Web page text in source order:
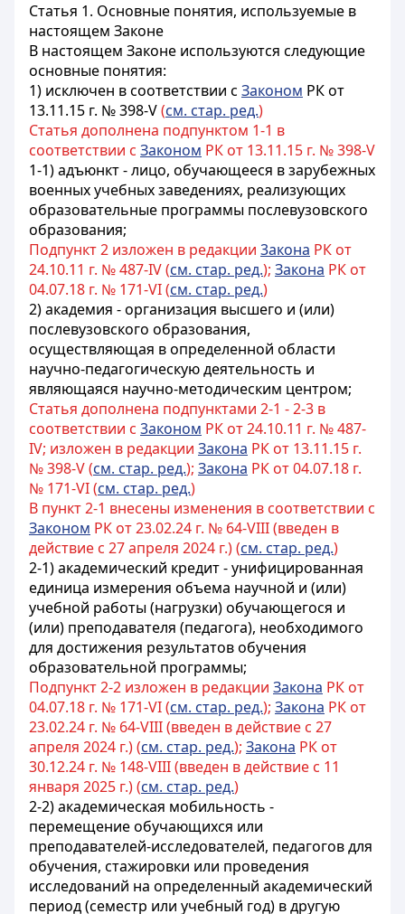
Статья 1. Основные понятия, используемые в
настоящем Законе
В настоящем Законе используются следующие
основные понятия:
1) исключен в соответствии с Законом РК от
13.11.15 г. № 398-V(см. стар. ред.)
Статья дополнена подпунктом 1-1 в
соответствии с Законом РК от 13.11.15 г. № 398-V
1-1) адъюнкт - лицо, обучающееся в зарубежных
военных учебных заведениях, реализующих
образовательные программы послевузовского
образования;
Подпункт 2 изложен в редакции 3акона РК от
24.10.11 г. № 487-IV (см. стар. ред.); Закона РК от
04.07.18 г. № 171-VI (см. стар. ред.)
2) академия - организация высшего и (или)
послевузовского образования,
осуществляющая в определенной области
научно-педагогическую деятельность и
являющаяся научно-методическим центром;
Статья дополнена подпунктами 2-1 - 2-3 в
соответствии с 3аконом РК от 24.10.11 г. № 487-
IV; изложен в редакции Закона РК от 13.11.15 г.
№ 398-V (см. стар. ред.); Закона РК от 04.07.18 г.
№ 171-VI (см. стар. ред.)
В пункт 2-1 внесены изменения в соответствии с
Законом РК от 23.02.24 г. № 64-VIII (введен в
действие с 27 апреля 2024 г.) (см. стар. ред.)
2-1) академический кредит - унифицированная
единица измерения объема научной и (или)
учебной работы (нагрузки) обучающегося и
(или) преподавателя (педагога), необходимого
для достижения результатов обучения
образовательной программы;
Подпункт 2-2 изложен в редакции Закона РК от
04.07.18 г. № 171-VI (см. стар. ред.); Закона РК от
23.02.24 г. № 64-VIII (введен в действие с 27
апреля 2024 г.) (см. стар. ред.); Закона РК от
30.12.24 г. № 148-VIII (введен в действие с 11
января 2025 г.) (см. стар. ред.)
2-2) академическая мобильность -
перемещение обучающихся или
преподавателей-исследователей, педагогов для
обучения, стажировки или проведения
исследований на определенный академический
период (семестр или учебный год) в другую